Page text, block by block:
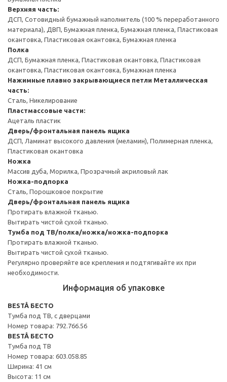
Верхняя часть:
ДСП, Сотовидный бумажный наполнитель (100 % переработанного
материала), ДВП, Бумажная пленка, Бумажная пленка, Пластиковая
окантовка, Пластиковая окантовка, Бумажная пленка
Полка
ДСП, Бумажная пленка, Пластиковая окантовка, Пластиковая
окантовка, Пластиковая окантовка, Бумажная пленка
Нажимные плавно закрывающиеся петли Металлическая
часть:
Сталь, Никелирование
Пластмассовые части:
Ацеталь пластик
Дверь/фронтальная панель ящика
ДСП, Ламинат высокого давления (меламин), Полимерная пленка,
Пластиковая окантовка
Ножка
Массив дуба, Морилка, Прозрачный акриловый лак
Ножка-подпорка
Сталь, Порошковое покрытие
Дверь/фронтальная панель ящика
Протирать влажной тканью.
Вытирать чистой сухой тканью.
Тумба под ТВ/полка/ножка/ножка-подпорка
Протирать влажной тканью.
Вытирать чистой сухой тканью.
Регулярно проверяйте все крепления и подтягивайте их при
необходимости.
Информация об упаковке
BESTÅ БЕСТО
Тумба под ТВ, с дверцами
Номер товара: 792.766.56
BESTÅ БЕСТО
Тумба под ТВ
Номер товара: 603.058.85
Ширина: 41 см
Высота: 11 см